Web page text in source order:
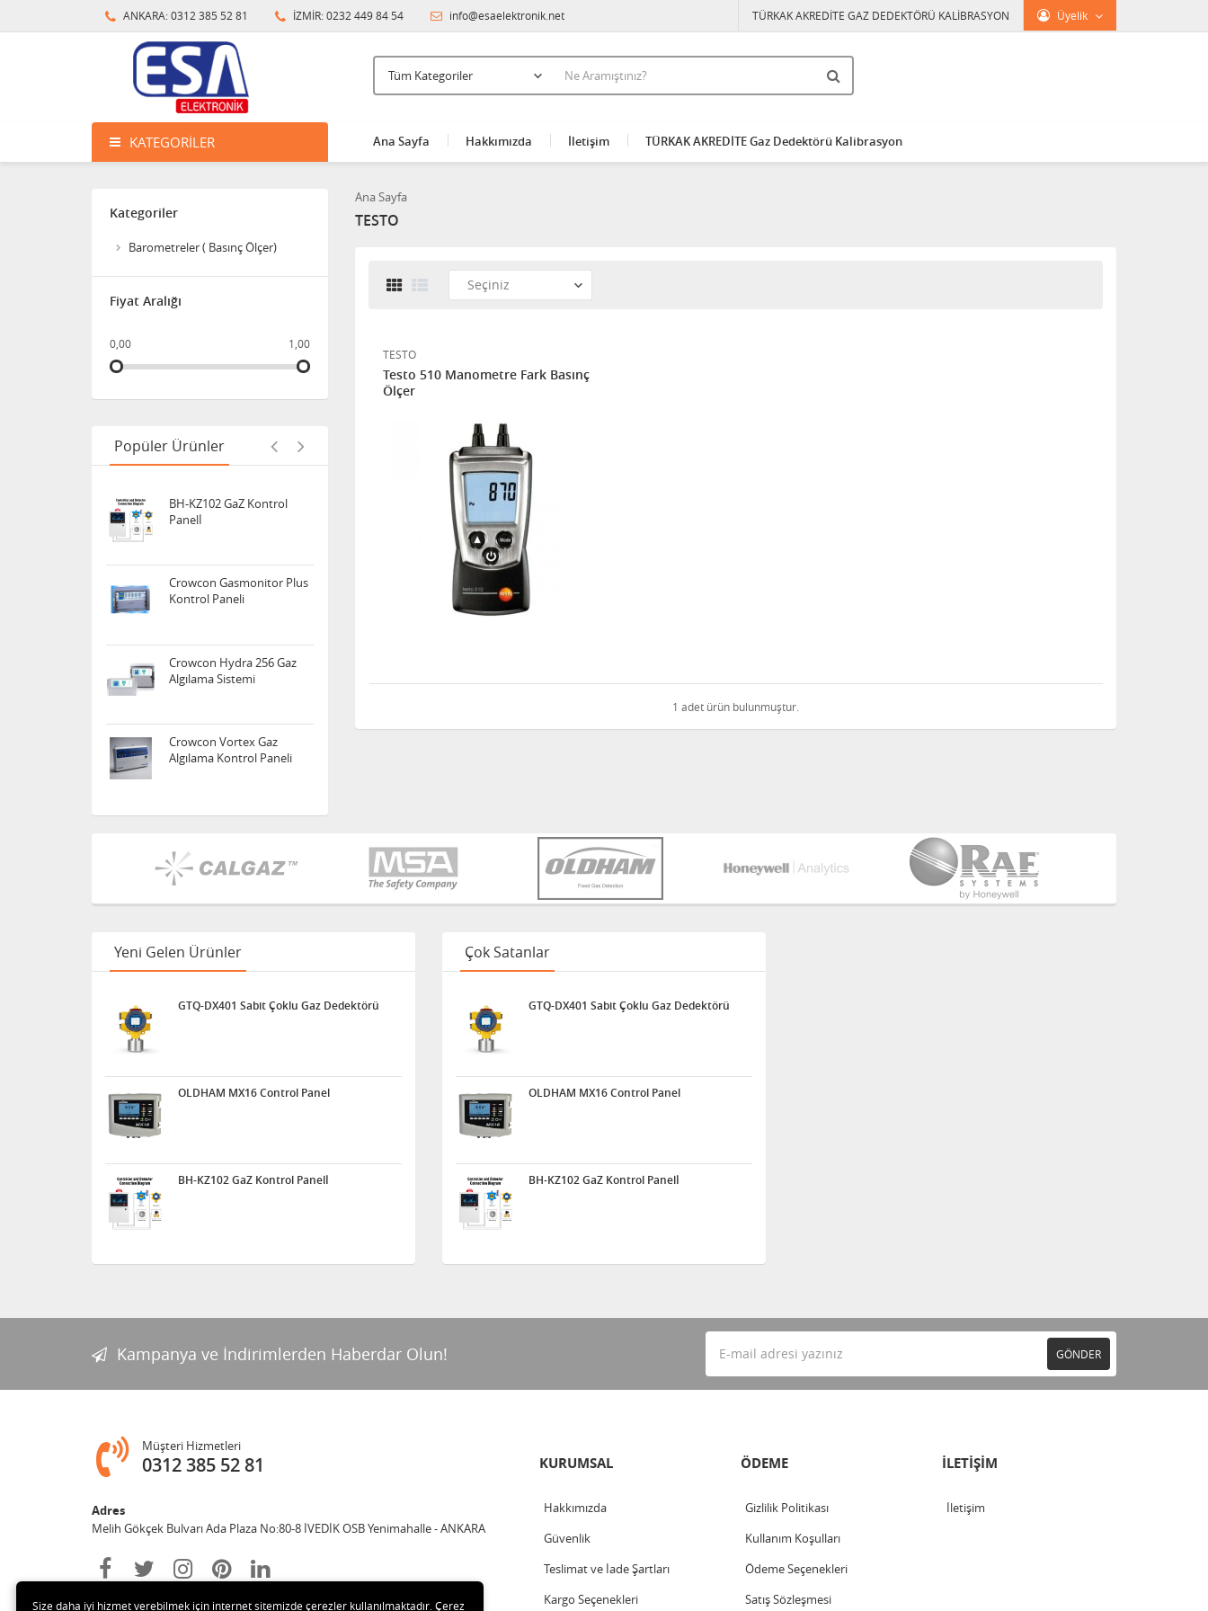
ANKARA: 0312 385 52 81 İZMİR: 0232 449 84 54 info@esaelektronik.net Üyelik
TÜRKAK AKREDİTE GAZ DEDEKTÖRÜ KALİBRASYON
KATEGORILER Ana Sayfa Hakkımızda İletişim TÜRKAK AKREDİTE Gaz Dedektörü Kalibrasyon
Kategoriler
Barometreler ( Basınç Ölçer)
Fiyat Aralığı
0,00 1,00
Popüler Ürünler
Crowcon Hydra 256 Gaz
Algılama Sistemi
Crowcon Vortex Gaz
Algılama Kontrol Paneli
Paneli
ATEX AKUSTİK ve TERMAL
KAMERA
GTQ-DX401 Sabit Çoklu
Gaz Dedektörü
Panel
BH-KZ102 GaZ Kontrol
Panelİ
Crowcon Gasmonitor Plus
Kontrol Paneli
Crowcon Hydra 256 Gaz
Algılama Sistemi
Crowcon Vortex Gaz
Algılama Kontrol Paneli
Paneli
HERTZINNO HZ-HA-270P
Panel
Algılama Sistemi
Algılama Kontrol Paneli
Crowcon Gasmaster 1-4
Kanal Gaz Algılama Kontrol
HERTZINNO HZ-HA-270P
KAMERA
Ana Sayfa
TESTO
TESTO
Testo 510 Manometre Fark Basınç
Ölçer
1 adet ürün bulunmuştur.
Yeni Gelen Ürünler
GTQ-DX401 Sabit Çoklu Gaz Dedektörü
OLDHAM MX16 Control Panel
BH-KZ102 GaZ Kontrol Panelİ
Çok Satanlar
GTQ-DX401 Sabit Çoklu Gaz Dedektörü
OLDHAM MX16 Control Panel
BH-KZ102 GaZ Kontrol Panelİ
Kampanya ve İndirimlerden Haberdar Olun! GÖNDER
Müşteri Hizmetleri
0312 385 52 81
Adres
Melih Gökçek Bulvarı Ada Plaza No:80-8 İVEDİK OSB Yenimahalle - ANKARA
KURUMSAL
Hakkımızda
Güvenlik
Teslimat ve İade Şartları
Kargo Seçenekleri
ÖDEME
Gizlilik Politikası
Kullanım Koşulları
Ödeme Seçenekleri
Satış Sözleşmesi
İLETİŞİM
İletişim
Size daha iyi hizmet verebilmek için internet sitemizde çerezler kullanılmaktadır. Çerez